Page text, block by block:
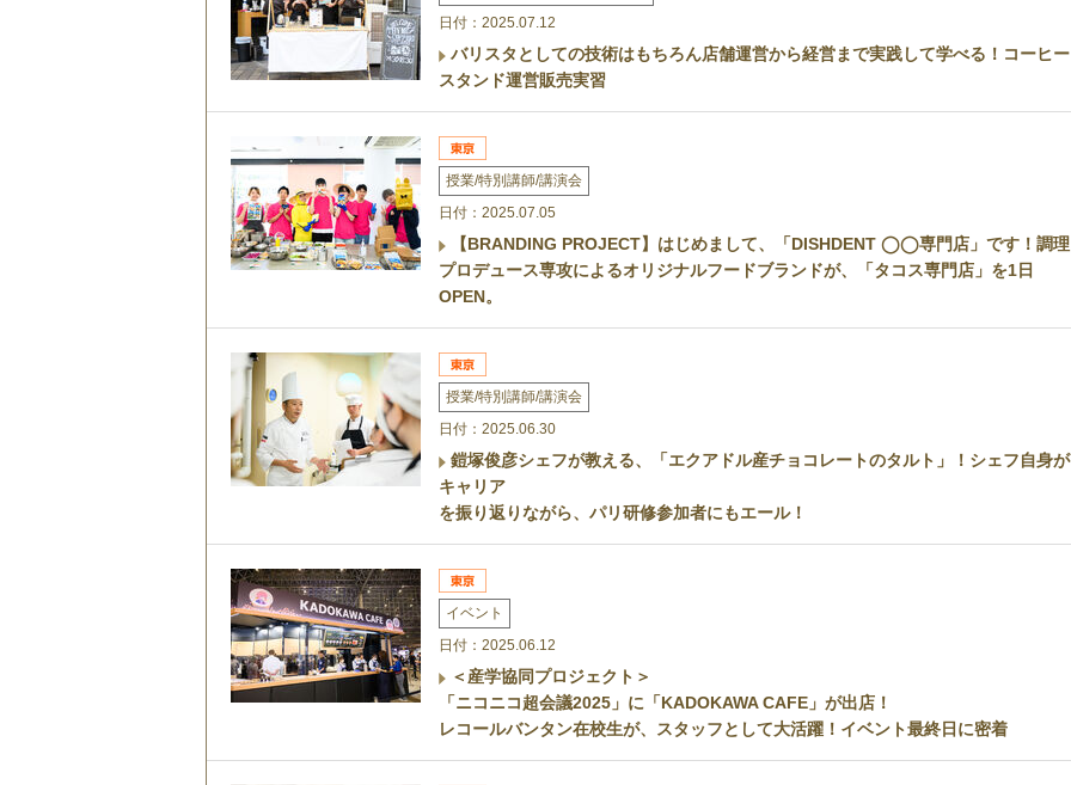
日付：2025.07.12
バリスタとしての技術はもちろん店舗運営から経営まで実践して学べる！コーヒー
スタンド運営販売実習
授業/特別講師/講演会
日付：2025.07.05
【BRANDING PROJECT】はじめまして、「DISHDENT ◯◯専門店」です！調理
プロデュース専攻によるオリジナルフードブランドが、「タコス専門店」を1日
OPEN。
授業/特別講師/講演会
日付：2025.06.30
鎧塚俊彦シェフが教える、「エクアドル産チョコレートのタルト」！シェフ自身が
キャリア
を振り返りながら、パリ研修参加者にもエール！
イベント
日付：2025.06.12
＜産学協同プロジェクト＞
「ニコニコ超会議2025」に「KADOKAWA CAFE」が出店！
レコールバンタン在校生が、スタッフとして大活躍！イベント最終日に密着